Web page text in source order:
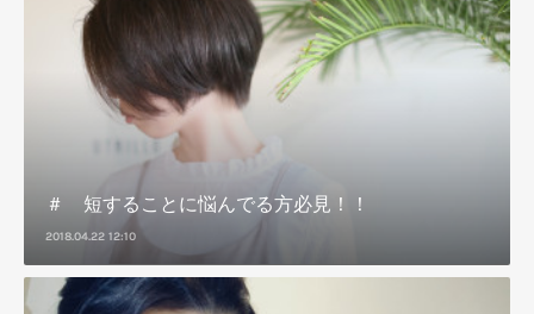
＃ 短することに悩んでる方必見！！
2018.04.22 12:10